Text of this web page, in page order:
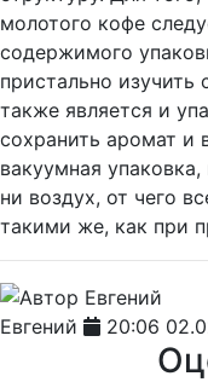
молотого кофе
содержимого
пристально
также является и
сохранить аромат и
вакуумная
ни воздух, от чего
такими же, как при
Евгений 20:06